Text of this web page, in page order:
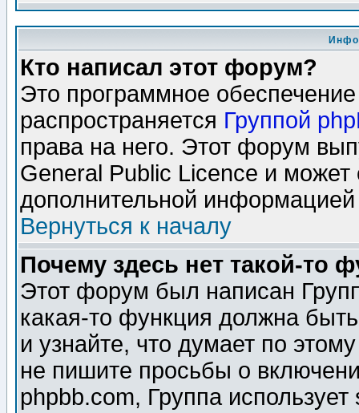
Кто написал этот форум?
Это программное
распространяется Группой
права на него. Этот форум
General Public Licence и может
дополнительной
Вернуться к началу
Почему здесь нет такой-то
Этот форум был написан
какая-то функция должна
и узнайте, что думает по
не пишите просьбы о
phpbb.com, Группа